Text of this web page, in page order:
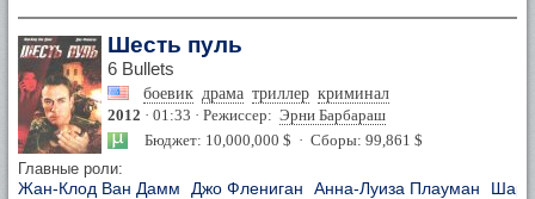
Шесть пуль
6 Bullets
боевик драма триллер криминал
2012 · 01:33 · Режиссер: Эрни Барбараш
Бюджет: 10,000,000 $ · Сборы: 99,861 $
Главные роли:
Жан-Клод Ван Дамм Джо Флениган Анна-Луиза Плауман